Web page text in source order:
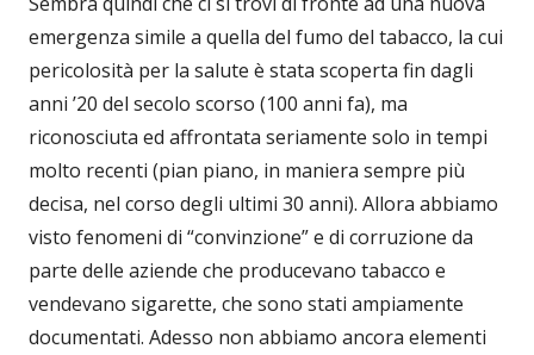
emergenza simile a quella del fumo del tabacco, la cui
pericolosità per la salute è stata scoperta fin dagli
anni ’20 del secolo scorso (100 anni fa), ma
riconosciuta ed affrontata seriamente solo in tempi
molto recenti (pian piano, in maniera sempre più
decisa, nel corso degli ultimi 30 anni). Allora abbiamo
visto fenomeni di “convinzione” e di corruzione da
parte delle aziende che producevano tabacco e
vendevano sigarette, che sono stati ampiamente
documentati. Adesso non abbiamo ancora elementi